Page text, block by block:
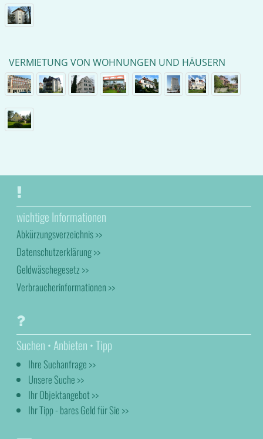
VERMIETUNG VON WOHNUNGEN UND HÄUSERN
wichtige Informationen
Abkürzungsverzeichnis >>
Datenschutzerklärung >>
Geldwäschegesetz >>
Verbraucherinformationen >>
Suchen • Anbieten • Tipp
Ihre Suchanfrage >>
Unsere Suche >>
Ihr Objektangebot >>
Ihr Tipp - bares Geld für Sie >>